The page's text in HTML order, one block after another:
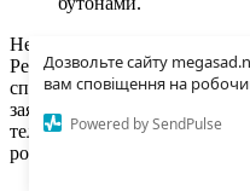
Дозвольте сайту
вам сповіщення на
Powered by SendPulse
Не менш популярні й інші
Ред мікадо, Сан Сіті, Грін
спрей троянди недорого
заявку на сайті або
телефонами. Всі саджанці в
ростуть у нашій